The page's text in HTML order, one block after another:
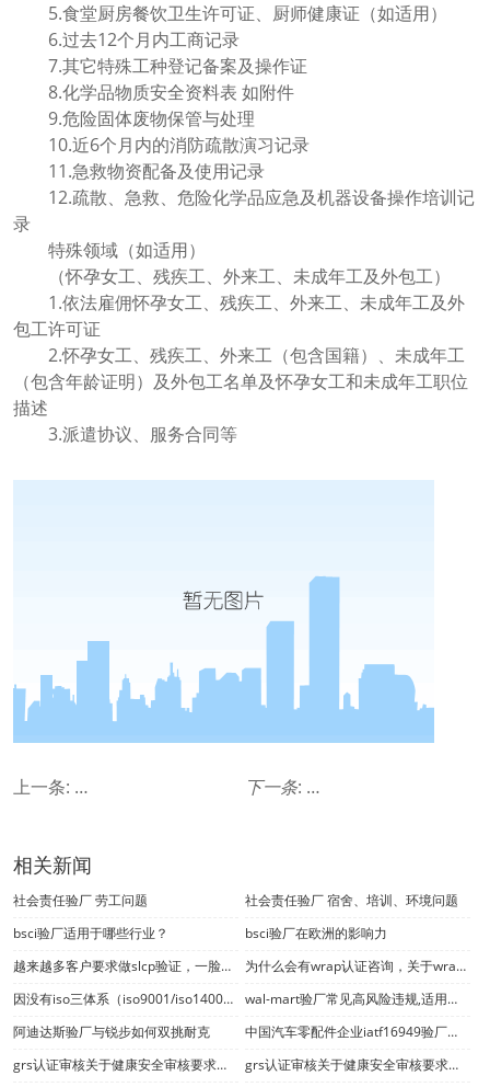
5.食堂厨房餐饮卫生许可证、厨师健康证（如适用）
6.过去12个月内工商记录
7.其它特殊工种登记备案及操作证
8.化学品物质安全资料表 如附件
9.危险固体废物保管与处理
10.近6个月内的消防疏散演习记录
11.急救物资配备及使用记录
12.疏散、急救、危险化学品应急及机器设备操作培训记
录
特殊领域（如适用）
（怀孕女工、残疾工、外来工、未成年工及外包工）
1.依法雇佣怀孕女工、残疾工、外来工、未成年工及外
包工许可证
2.怀孕女工、残疾工、外来工（包含国籍）、未成年工
（包含年龄证明）及外包工名单及怀孕女工和未成年工职位
描述
3.派遣协议、服务合同等
上一条:
grs认证审核关于健康安全审核要求？企业如何实现
下一条: 越南target反恐验厂重
相关新闻
社会责任验厂 劳工问题
社会责任验厂 宿舍、培训、环境问题
bsci验厂适用于哪些行业？
bsci验厂在欧洲的影响力
越来越多客户要求做slcp验证，一脸茫然的你怎么办？
为什么会有wrap认证咨询，关于wrap认证你了解多少？
因没有iso三体系（iso9001/iso14001/iso45001）验厂认证证书而错失项目中标何其多
wal-mart验厂常见高风险违规,适用于wm es 2006版
阿迪达斯验厂与锐步如何双挑耐克
中国汽车零配件企业iatf16949验厂认证开始审核
grs认证审核关于健康安全审核要求？企业如何实现grs认证产品管控？
grs认证审核关于健康安全审核要求？验厂咨询小编告诉你！